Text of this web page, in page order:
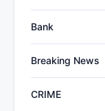
Bank
Breaking News
CRIME